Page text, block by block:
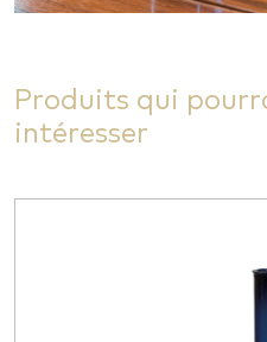
Produits qui
intéresser